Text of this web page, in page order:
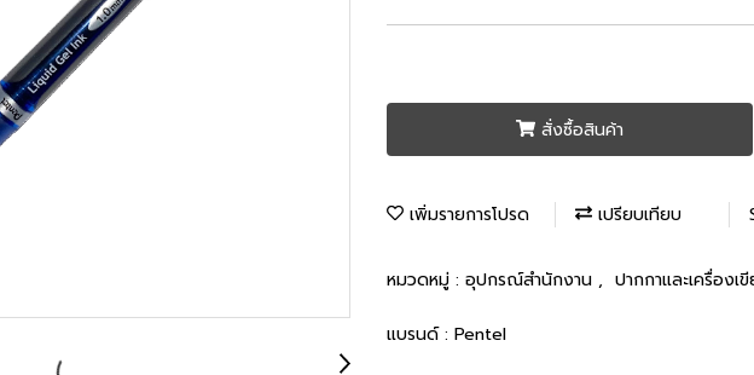
สั่งซื้อสินค้า
เพิ่มรายการโปรด เปรียบเทียบ
หมวดหมู่ : อุปกรณ์สำนักงาน , ปากกาและเครื่องเ
แบรนด์ : Pentel